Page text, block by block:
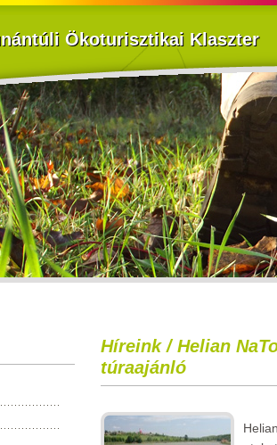
Ökoturisztikai Klaszter
Híreink / Helian
túraajánló